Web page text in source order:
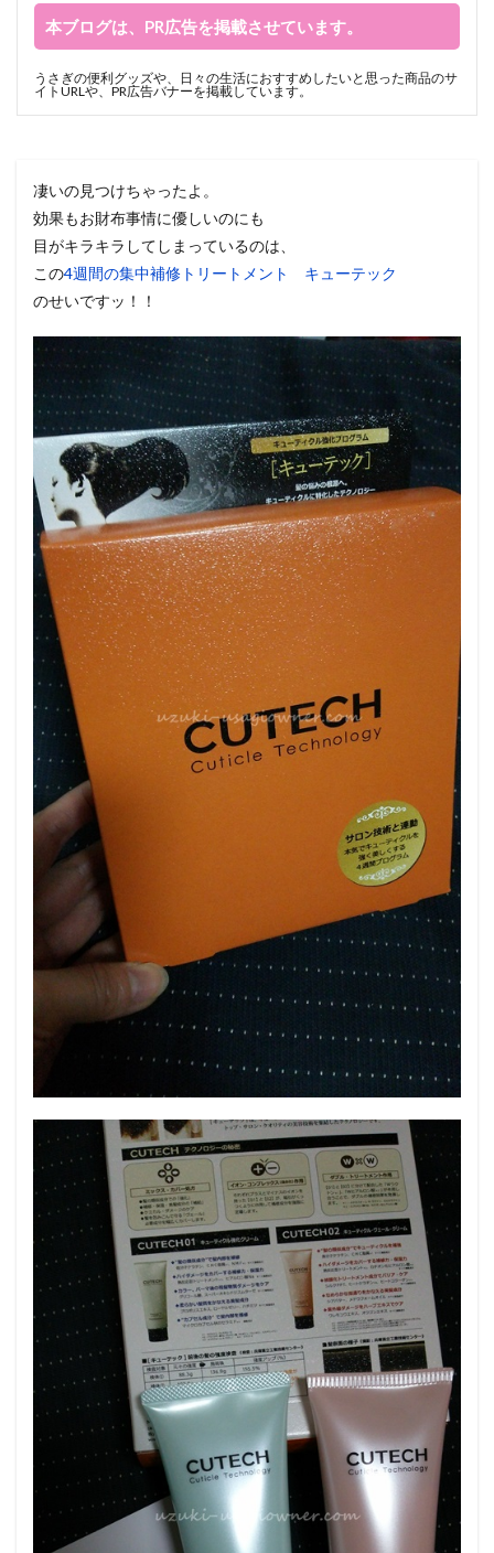
本ブログは、PR広告を掲載させています。
うさぎの便利グッズや、日々の生活におすすめしたいと思った商品のサ
イトURLや、PR広告バナーを掲載しています。
凄いの見つけちゃったよ。
効果もお財布事情に優しいのにも
目がキラキラしてしまっているのは、
この4週間の集中補修トリートメント キューテック
のせいですッ！！